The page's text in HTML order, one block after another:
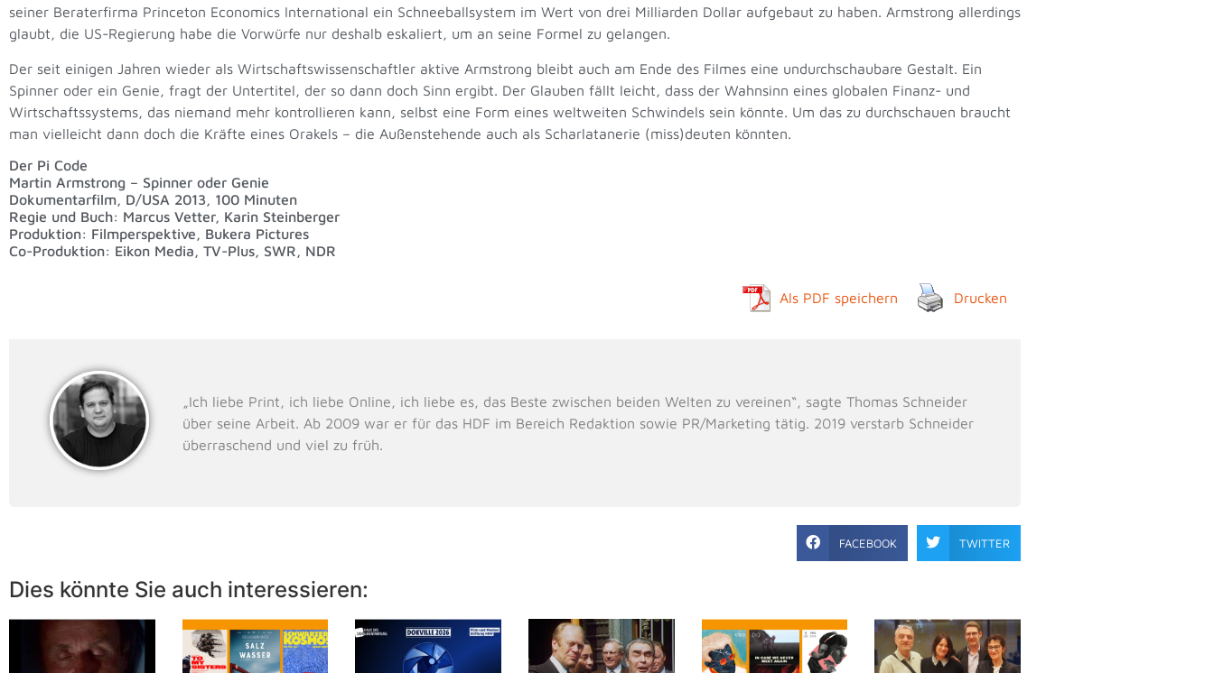
seiner Beraterfirma Princeton Economics International ein Schneeballsystem im Wert von drei Milliarden Dollar aufgebaut zu haben. Armstrong allerdings
glaubt, die US-Regierung habe die Vorwürfe nur deshalb eskaliert, um an seine Formel zu gelangen.
Der seit einigen Jahren wieder als Wirtschaftswissenschaftler aktive Armstrong bleibt auch am Ende des Filmes eine undurchschaubare Gestalt. Ein
Spinner oder ein Genie, fragt der Untertitel, der so dann doch Sinn ergibt. Der Glauben fällt leicht, dass der Wahnsinn eines globalen Finanz- und
Wirtschaftssystems, das niemand mehr kontrollieren kann, selbst eine Form eines weltweiten Schwindels sein könnte. Um das zu durchschauen braucht
man vielleicht dann doch die Kräfte eines Orakels – die Außenstehende auch als Scharlatanerie (miss)deuten könnten.
Der Pi Code
Martin Armstrong – Spinner oder Genie
Dokumentarfilm, D/USA 2013, 100 Minuten
Regie und Buch: Marcus Vetter, Karin Steinberger
Produktion: Filmperspektive, Bukera Pictures
Co-Produktion: Eikon Media, TV-Plus, SWR, NDR
Als PDF speichern Drucken
„Ich liebe Print, ich liebe Online, ich liebe es, das Beste zwischen beiden Welten zu vereinen“, sagte Thomas Schneider
über seine Arbeit. Ab 2009 war er für das HDF im Bereich Redaktion sowie PR/Marketing tätig. 2019 verstarb Schneider
überraschend und viel zu früh.
FACEBOOK TWITTER
Dies könnte Sie auch interessieren: